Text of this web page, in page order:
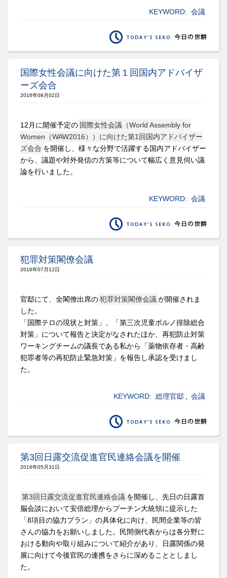
KEYWORD: 会議
国際女性会議に向けた第１回国内アドバイザ
ーズ会合
2016年08月02日
12月に開催予定の 国際女性会議（World Assembly for
Women（WAW2016））に向けた第1回国内アドバイザー
ズ会合 を開催し、様々な分野で活躍する国内アドバイザー
から、議題や対外発信の方策等について幅広く意見伺い議
論を行いました。
KEYWORD: 会議
犯罪対策閣僚会議
2016年07月12日
官邸にて、全閣僚出席の犯罪対策閣僚会議 が開催されま
した。
「国際テロの現状と対策」、「第三次児童ポルノ排除総合
対策」について報告と決定がなされたほか、再犯防止対策
ワーキングチームの議長である私から「薬物依存者・高齢
犯罪者等の再犯防止緊急対策」を報告し承認を受けまし
た。
KEYWORD: 総理官邸 会議
第3回日露交流促進官民連絡会議を開催
2016年05月31日
第3回日露交流促進官民連絡会議 を開催し、先日の日露首
脳会談において安倍総理からプーチン大統領に提示した
「8項目の協力プラン」の具体化に向け、民間企業等の皆
さんの協力をお願いしました。民間側代表からは各分野に
おける動向や取り組みについて紹介があり、日露関係の発
展に向けて今後官民の連携をさらに深めることとしまし
た。